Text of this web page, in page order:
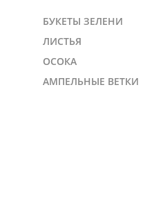
БУКЕТЫ ЗЕЛЕНИ
ЛИСТЬЯ
ОСОКА
АМПЕЛЬНЫЕ ВЕТКИ